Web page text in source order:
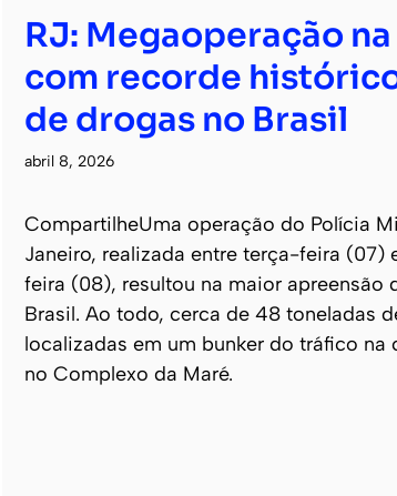
RJ: Megaoperação
com recorde
de drogas no Brasil
abril 8, 2026
CompartilheUma operação do Polícia
Janeiro, realizada entre terça-feira (07)
feira (08), resultou na maior apreensão
Brasil. Ao todo, cerca de 48 toneladas
localizadas em um bunker do tráfico na
no Complexo da Maré.